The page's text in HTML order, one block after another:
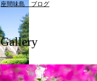
座間味島 ブログ
Gallery